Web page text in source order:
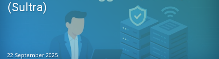
(Sultra)
22 September 2025